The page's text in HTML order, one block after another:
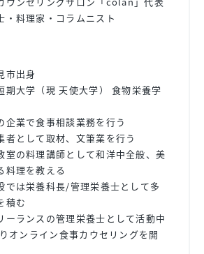
・料理家・コラムニスト
市出身
期大学（現 天使大学） 食物栄養学
企業で食事相談業務を行う
者として取材、文筆業を行う
室の料理講師として和洋中全般、美
料理を教える
では栄養科長/管理栄養士として多
積む
ーランスの管理栄養士として活動中
オンライン食事カウセリングを開